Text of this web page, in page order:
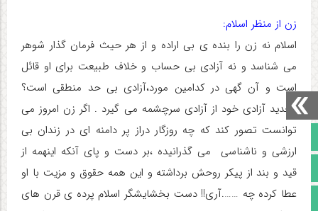
صفحه نخست
تالار گفتمان
آپارات
زن از منظر اسلام:
اسلام نه زن را بنده ی بی اراده و از هر حیث فرمان گذار شوهر
می شناسد و نه آزادی بی حساب و خلاف طبیعت برای او قائل
است و آن گهی در کدامین مورد،آزادی بی حد منطقی است؟
تحدید آزادی خود از آزادی سرچشمه می گیرد . اگر زن امروز می
توانست تصور کند که چه روزگار دراز پر دامنه ای در زندان بی
ارزشی و ناشناسی می گذرانیده ،بر دست و پای آنکه اینهمه از
قید و بند از پیکر روحش برداشته و این همه حقوق و مزیت با او
عطا کرده چه …….آری!! دست بخشایشگر اسلام پرده ی قرن های